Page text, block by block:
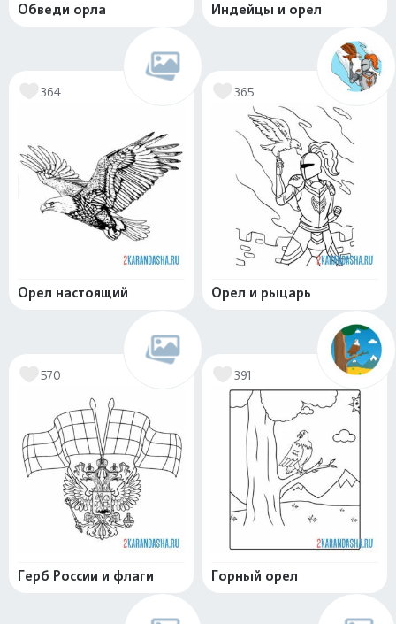
Обведи орла Индейцы и орел
364
Орел настоящий
365
Орел и рыцарь
570
Герб России и флаги
391
Горный орел